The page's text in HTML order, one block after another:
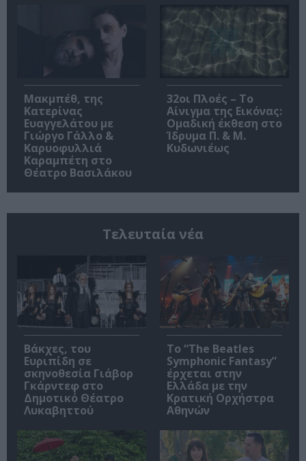
Μακμπέθ, της
Κατερίνας
Ευαγγελάτου με
Γιώργο Γάλλο &
Καρυοφυλλιά
Καραμπέτη στο
Θέατρο Βασιλάκου
32οι Πλοές – Το
Αίνιγμα της Εικόνας:
Ομαδική έκθεση στο
Ίδρυμα Π. & Μ.
Κυδωνιέως
Τελευταία νέα
Βάκχες, του
Ευριπίδη σε
σκηνοθεσία Γιάβορ
Γκάρντεφ στο
Δημοτικό Θέατρο
Λυκαβηττού
Το “The Beatles
Symphonic Fantasy”
έρχεται στην
Ελλάδα με την
Κρατική Ορχήστρα
Αθηνών